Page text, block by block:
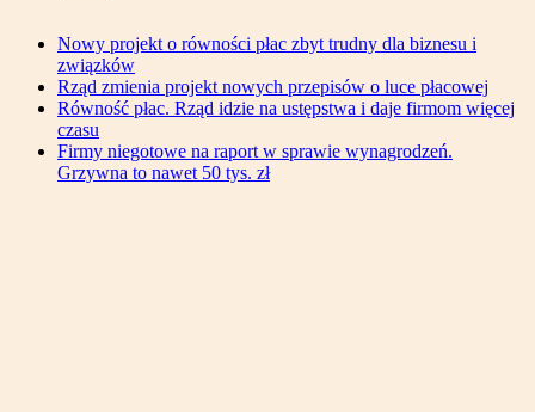
Nowy projekt o równości płac zbyt trudny dla biznesu i
związków
Rząd zmienia projekt nowych przepisów o luce płacowej
Równość płac. Rząd idzie na ustępstwa i daje firmom więcej
czasu
Firmy niegotowe na raport w sprawie wynagrodzeń.
Grzywna to nawet 50 tys. zł